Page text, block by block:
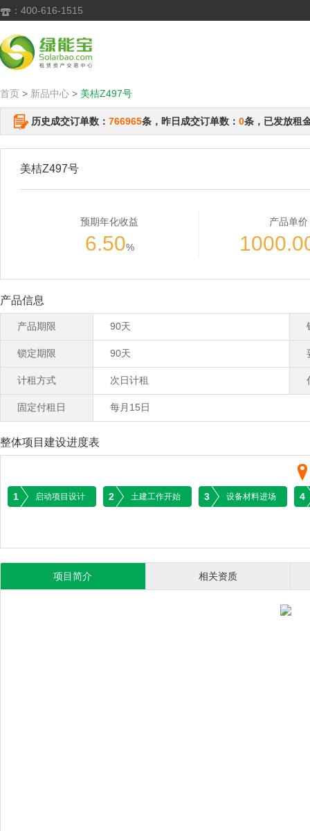
 ：400-616-1515
首页 > 新品中心 > 美桔Z497号
历史成交订单数： 766965条，昨日成交订单数： 0条，已发放租
美桔Z497号
预期年化收益
6.50%
产品单价
产品信息
产品期限 90天
锁定期限 90天
计租方式 次日计租
固定付租日 每月15日
整体项目建设进度表
1 启动项目设计 2 土建工作开始 3 设备材料进场 4
项目简介 相关资质